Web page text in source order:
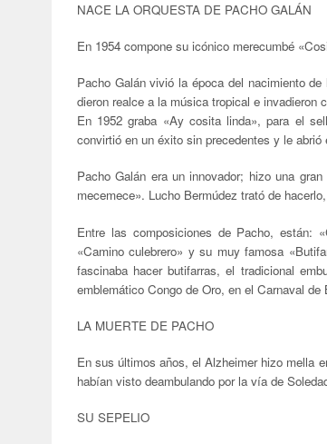
NACE LA ORQUESTA DE PACHO GALÁN
En 1954 compone su icónico merecumbé «
Pacho Galán vivió la época del nacimiento
dieron realce a la música tropical e
En 1952 graba «Ay cosita linda», para el
convirtió en un éxito sin precedentes y le
Pacho Galán era un innovador; hizo una
mecemece». Lucho Bermúdez trató de
Entre las composiciones de Pacho, están: «
«Camino culebrero» y su muy famosa «
fascinaba hacer butifarras, el tradicional
emblemático Congo de Oro, en el Carnaval de
LA MUERTE DE PACHO
En sus últimos años, el Alzheimer hizo mella
habían visto deambulando por la vía de
SU SEPELIO